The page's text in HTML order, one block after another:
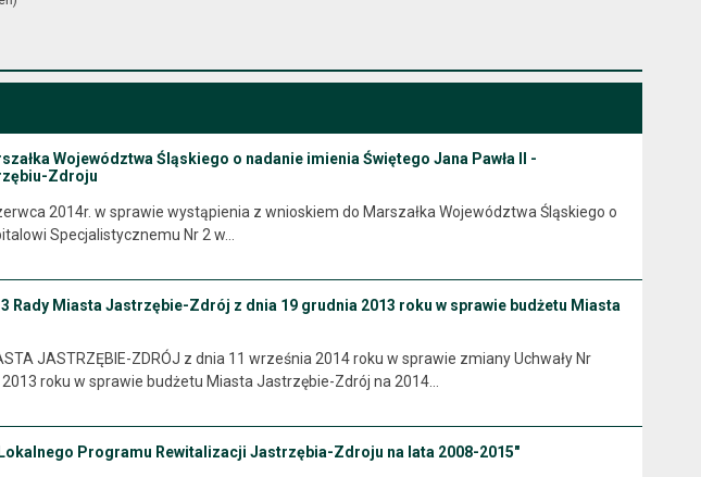
Województwa Śląskiego o nadanie imienia Świętego Jana Pawła II -
Zdroju
2014r. w sprawie wystąpienia z wnioskiem do Marszałka Województwa Śląskiego o
Specjalistycznemu Nr 2 w…
Rady Miasta Jastrzębie-Zdrój z dnia 19 grudnia 2013 roku w sprawie budżetu Miasta
JASTRZĘBIE-ZDRÓJ z dnia 11 września 2014 roku w sprawie zmiany Uchwały Nr
roku w sprawie budżetu Miasta Jastrzębie-Zdrój na 2014…
Programu Rewitalizacji Jastrzębia-Zdroju na lata 2008-2015"